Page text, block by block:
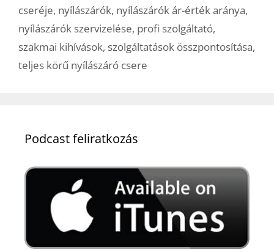
cseréje, nyílászárók, nyílászárók ár-érték aránya,
nyílászárók szervizelése, profi szolgáltató,
szakmai kihívások, szolgáltatások összpontosítása,
teljes körű nyílászáró csere
Podcast feliratkozás